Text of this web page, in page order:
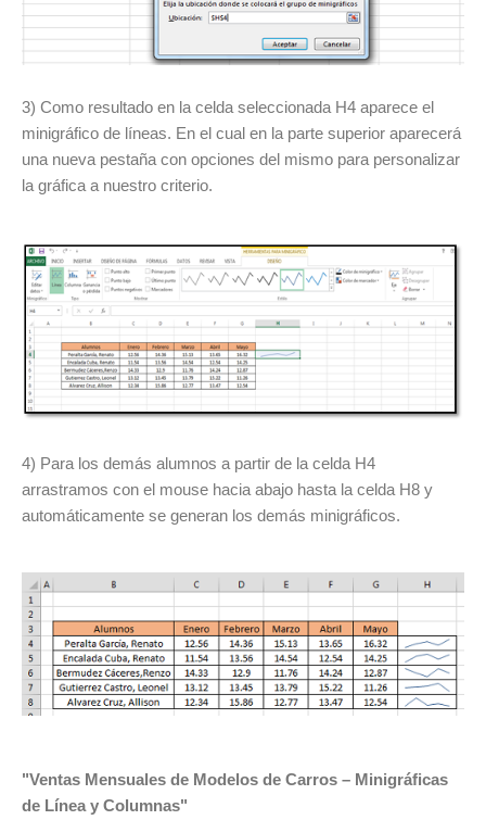
3) Como resultado en la celda seleccionada H4 aparece el
minigráfico de líneas. En el cual en la parte superior aparecerá
una nueva pestaña con opciones del mismo para personalizar
la gráfica a nuestro criterio.
4) Para los demás alumnos a partir de la celda H4
arrastramos con el mouse hacia abajo hasta la celda H8 y
automáticamente se generan los demás minigráficos.
"Ventas Mensuales de Modelos de Carros – Minigráficas
de Línea y Columnas"